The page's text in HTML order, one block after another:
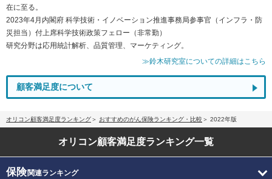
在に至る。
2023年4月内閣府 科学技術・イノベーション推進事務局参事官（インフラ・防
災担当）付上席科学技術政策フェロー（非常勤）
研究分野は応用統計解析、品質管理、マーケティング。
≫鈴木研究室についての詳細はこちら
顧客満足度について
オリコン顧客満足度ランキング おすすめのがん保険ランキング・比較 2022年版
オリコン顧客満足度ランキング一覧
保険関連ランキング